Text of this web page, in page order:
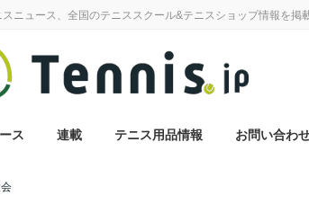
ニュース、全国のテニススクール&テニスショップ情報を掲
ス 連載 テニス用品情報 お問い合わ